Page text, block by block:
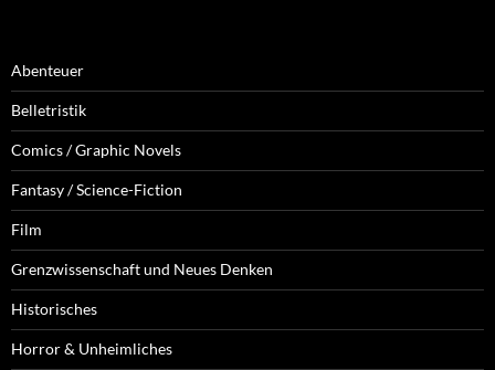
Abenteuer
Belletristik
Comics / Graphic Novels
Fantasy / Science-Fiction
Film
Grenzwissenschaft und Neues Denken
Historisches
Horror & Unheimliches